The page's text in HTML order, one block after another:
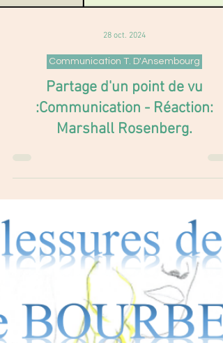
28 oct. 2024
Communication T. D'Ansembourg
Partage d'un point de vu
:Communication - Réaction: